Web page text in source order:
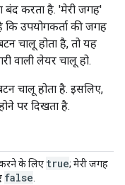
बंद करता है. 'मेरी जगह'
उपयोगकर्ता की जगह
चालू होता है, तो यह
वाली लेयर चालू हो.
चालू होता है. इसलिए,
पर दिखता है.
के लिए true; मेरी जगह
false